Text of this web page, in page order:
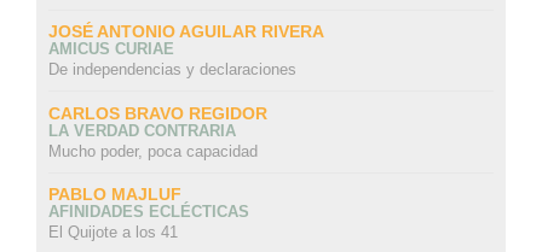
JOSÉ ANTONIO AGUILAR RIVERA
AMICUS CURIAE
De independencias y declaraciones
CARLOS BRAVO REGIDOR
LA VERDAD CONTRARIA
Mucho poder, poca capacidad
PABLO MAJLUF
AFINIDADES ECLÉCTICAS
El Quijote a los 41